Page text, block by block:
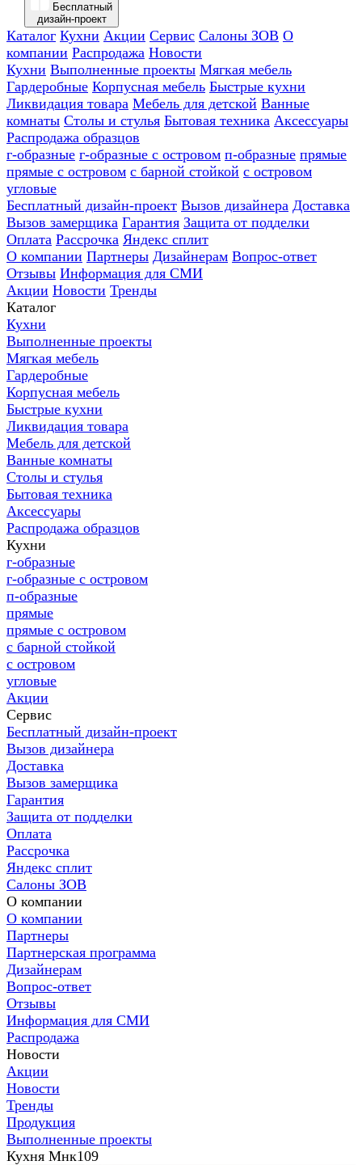
Бесплатный
дизайн-проект
Каталог Кухни Акции Сервис Салоны ЗОВ О
компании Распродажа Новости
Кухни Выполненные проекты Мягкая мебель
Гардеробные Корпусная мебель Быстрые кухни
Ликвидация товара Мебель для детской Ванные
комнаты Столы и стулья Бытовая техника Аксессуары
Распродажа образцов
г-образные г-образные с островом п-образные прямые
прямые с островом с барной стойкой с островом
угловые
Бесплатный дизайн-проект Вызов дизайнера Доставка
Вызов замерщика Гарантия Защита от подделки
Оплата Рассрочка Яндекс сплит
О компании Партнеры Дизайнерам Вопрос-ответ
Отзывы Информация для СМИ
Акции Новости Тренды
Каталог
Кухни
Выполненные проекты
Мягкая мебель
Гардеробные
Корпусная мебель
Быстрые кухни
Ликвидация товара
Мебель для детской
Ванные комнаты
Столы и стулья
Бытовая техника
Аксессуары
Распродажа образцов
Кухни
г-образные
г-образные с островом
п-образные
прямые
прямые с островом
с барной стойкой
с островом
угловые
Акции
Сервис
Бесплатный дизайн-проект
Вызов дизайнера
Доставка
Вызов замерщика
Гарантия
Защита от подделки
Оплата
Рассрочка
Яндекс сплит
Салоны ЗОВ
О компании
О компании
Партнеры
Партнерская программа
Дизайнерам
Вопрос-ответ
Отзывы
Информация для СМИ
Распродажа
Новости
Акции
Новости
Тренды
Продукция
Выполненные проекты
Кухня Мнк109